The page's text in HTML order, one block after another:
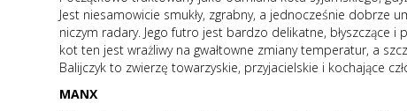
Jest niesamowicie smukły, zgrabny, a jednocześnie dobrze
niczym radary. Jego futro jest bardzo delikatne, błyszczące
kot ten jest wrażliwy na gwałtowne zmiany temperatur, a
Balijczyk to zwierzę towarzyskie, przyjacielskie i kochające
MANX